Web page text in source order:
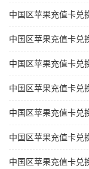
中国区苹果充值卡兑
中国区苹果充值卡兑
中国区苹果充值卡兑
中国区苹果充值卡兑
中国区苹果充值卡兑
中国区苹果充值卡兑
中国区苹果充值卡兑